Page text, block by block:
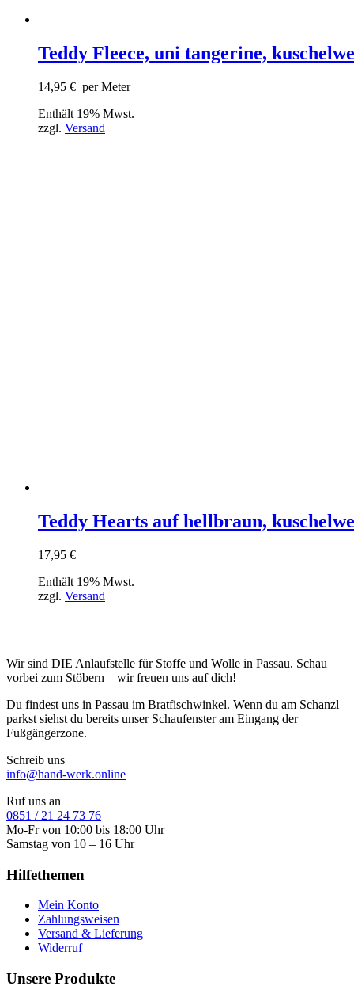
Teddy Fleece, uni tangerine,
14,95 € per Meter
Enthält 19% Mwst.
zzgl. Versand
Teddy Hearts auf hellbraun,
17,95 €
Enthält 19% Mwst.
zzgl. Versand
Wir sind DIE Anlaufstelle für Stoffe und Wolle in Passau. Schau
vorbei zum Stöbern – wir freuen uns auf dich!
Du findest uns in Passau im Bratfischwinkel. Wenn du am Schanzl
parkst siehst du bereits unser Schaufenster am Eingang der
Fußgängerzone.
Schreib uns
info@hand-werk.online
Ruf uns an
0851 / 21 24 73 76
Mo-Fr von 10:00 bis 18:00 Uhr
Samstag von 10 – 16 Uhr
Hilfethemen
Mein Konto
Zahlungsweisen
Versand & Lieferung
Widerruf
Unsere Produkte